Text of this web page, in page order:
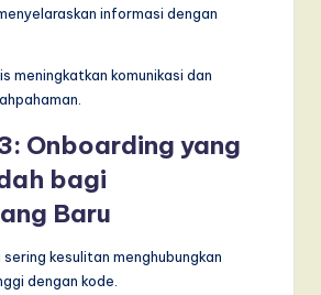
informasi dengan
meningkatkan komunikasi dan
Onboarding yang
bagi
Baru
kesulitan menghubungkan
dengan kode.